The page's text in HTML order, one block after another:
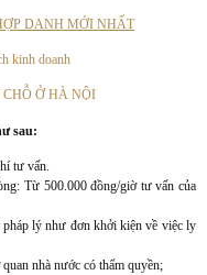
DANH MỚI NHẤT
kinh doanh
Ở HÀ NỘI
sau:
tư vấn.
Từ 500.000 đồng/giờ tư vấn của
lý như đơn khởi kiện về việc ly
nhà nước có thẩm quyền;